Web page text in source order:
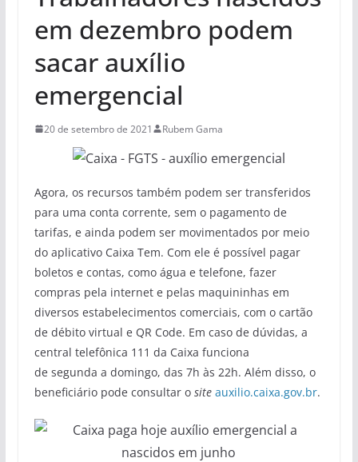
em dezembro podem
sacar auxílio
emergencial
20 de setembro de 2021 Rubem Gama
Agora, os recursos também podem ser transferidos
para uma conta corrente, sem o pagamento de
tarifas, e ainda podem ser movimentados por meio
do aplicativo Caixa Tem. Com ele é possível pagar
boletos e contas, como água e telefone, fazer
compras pela internet e pelas maquininhas em
diversos estabelecimentos comerciais, com o cartão
de débito virtual e QR Code. Em caso de dúvidas, a
central telefônica 111 da Caixa funciona
de segunda a domingo, das 7h às 22h. Além disso, o
beneficiário pode consultar o siteauxilio.caixa.gov.br.